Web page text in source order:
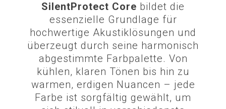
SilentProtect Core bildet die
essenzielle Grundlage für
hochwertige Akustiklösungen und
überzeugt durch seine harmonisch
abgestimmte Farbpalette. Von
kühlen, klaren Tönen bis hin zu
warmen, erdigen Nuancen – jede
Farbe ist sorgfältig gewählt, um